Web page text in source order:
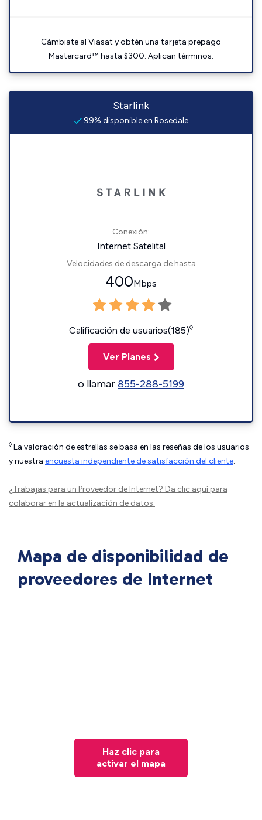
Cámbiate al Viasat y obtén una tarjeta prepago
Mastercard™ hasta $300. Aplican términos.
Starlink
99% disponible en Rosedale
Conexión:
Internet Satelital
Velocidades de descarga de hasta
400Mbps
Calificación de usuarios(185)◊
Ver Planes
o llamar855-288-5199
◊ La valoración de estrellas se basa en las reseñas de los usuarios
y nuestra encuesta independiente de satisfacción del cliente.
¿Trabajas para un Proveedor de Internet? Da clic aquípara
colaborar en la actualización de datos.
Mapa de disponibilidad de
proveedores de Internet
Haz clic para
activar el mapa